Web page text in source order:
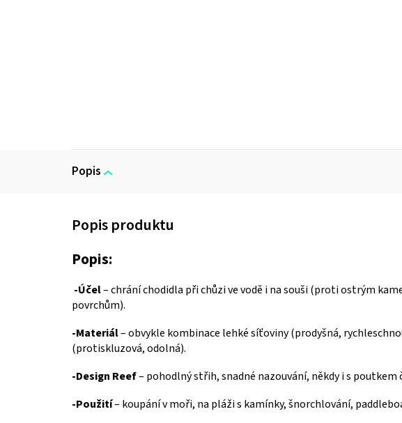
Popis
Popis:
-Účel– chrání chodidla při chůzi ve vodě i na souši (proti ostrým
povrchům).
-Materiál– obvykle kombinace lehké síťoviny (prodyšná,
(protiskluzová, odolná).
-Design Reef– pohodlný střih, snadné nazouvání, někdy i s poutkem
-Použití– koupání v moři, na pláži s kamínky, šnorchlování,